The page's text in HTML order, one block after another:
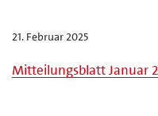
21. Februar 2025
Mitteilungsblatt Januar